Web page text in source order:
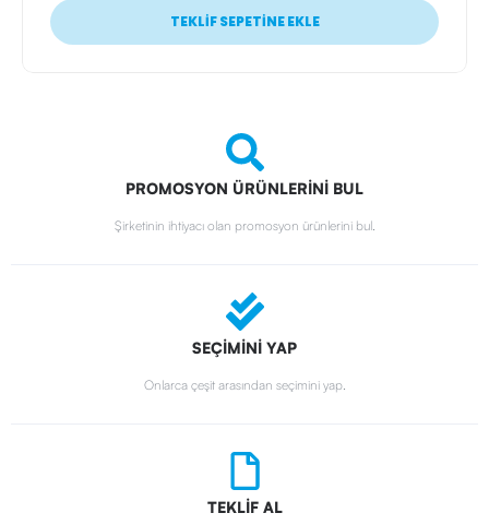
TEKLİF SEPETİNE EKLE
PROMOSYON ÜRÜNLERİNİ BUL
Şirketinin ihtiyacı olan promosyon ürünlerini bul.
SEÇİMİNİ YAP
Onlarca çeşit arasından seçimini yap.
TEKLİF AL